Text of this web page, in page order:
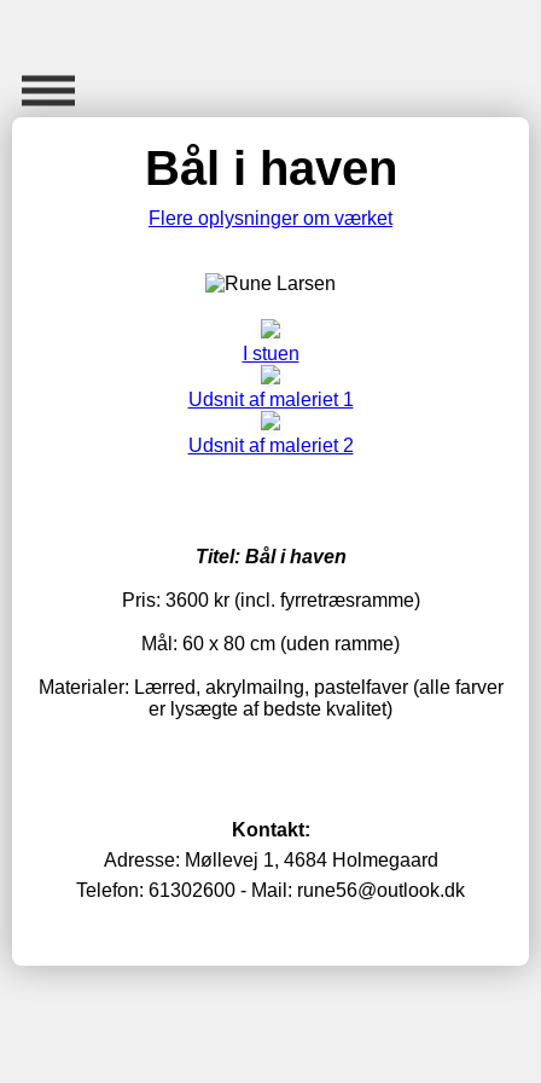
Bål i haven
Flere oplysninger om værket
I stuen
Udsnit af maleriet 1
Udsnit af maleriet 2
Titel: Bål i haven
Pris: 3600 kr (incl. fyrretræsramme)
Mål: 60 x 80 cm (uden ramme)
Materialer: Lærred, akrylmailng, pastelfaver (alle farver
er lysægte af bedste kvalitet)
Kontakt:
Adresse: Møllevej 1, 4684 Holmegaard
Telefon: 61302600 - Mail: rune56@outlook.dk